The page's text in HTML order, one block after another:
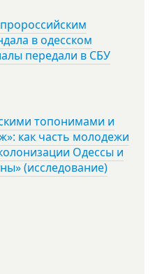
в одесском
передали в СБУ
топонимами и
как часть молодежи
Одессы и
(исследование)